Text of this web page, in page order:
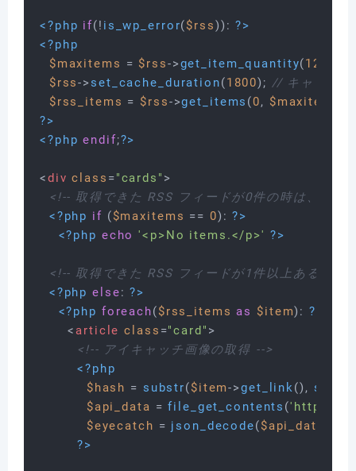
<?php if(! is_wp_error($rss)): ?>
<?php
$maxitems = $rss->get_item_quantity(12
$rss->set_cache_duration(1800); // キャッシ
$rss_items = $rss->get_items (0, $maxitems
?>
<?php endif;?>
<div class ="cards" >
<!-- 取得できた RSS フィードが0件の時は、「
<?php if ($maxitems == 0): ?>
<?php echo '<p>No items.</p>' ?>
<!-- 取得できた RSS フィードが1件以上ある時 -->
<?php else: ?>
<?php foreach($rss_items as $item): ?>
<article class ="card" >
<!-- アイキャッチ画像の取得 -->
<?php
$hash = substr($item->get_link(),
$api_data = file_get_contents ('https://
$eyecatch = json_decode($api_data
?>